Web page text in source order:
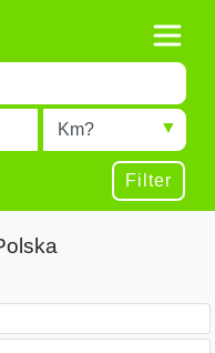
Radius
Filter